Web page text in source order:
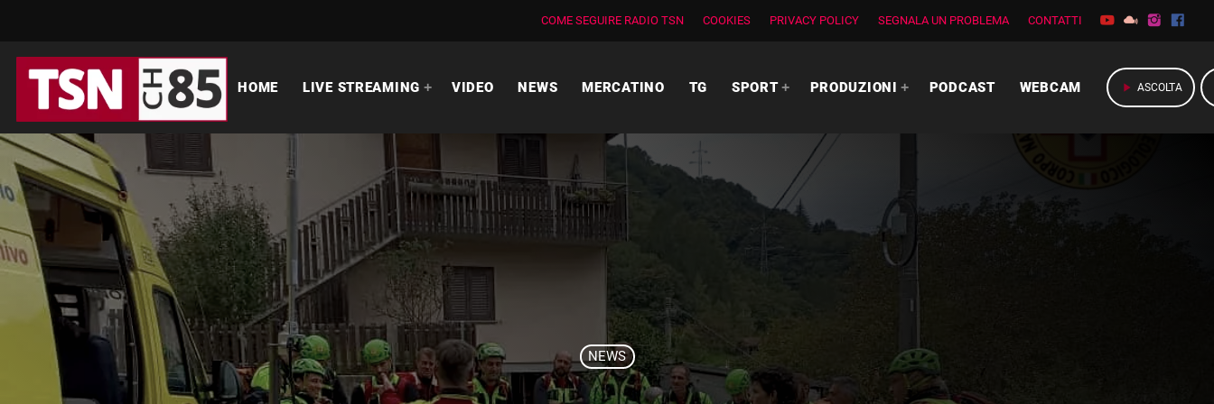
COME SEGUIRE RADIO TSN COOKIES PRIVACY POLICY SEGNALA UN PROBLEMA CONTATTI
HOME LIVE STREAMING VIDEO NEWS MERCATINO TG SPORT PRODUZIONI PODCAST WEBCAM play_arrow ASCOLTA
NEWS